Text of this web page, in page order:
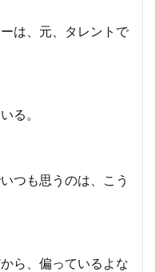
は、元、タレントで
る。
つも思うのは、こう
ら、偏っているよな